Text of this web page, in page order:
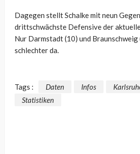
Dagegen stellt Schalke mit neun
drittschwächste Defensive der
Nur Darmstadt (10) und Braunschweig
schlechter da.
Tags : Daten Infos
Statistiken